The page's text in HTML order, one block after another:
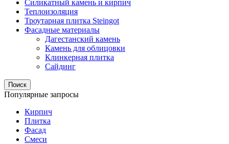
Силикатный камень и кирпич
Теплоизоляция
Троутарная плитка Steingot
Фасадные материалы
Дагестанский камень
Камень для облицовки
Клинкерная плитка
Сайдинг
Поиск
Популярные запросы
Кирпич
Плитка
Фасад
Смеси